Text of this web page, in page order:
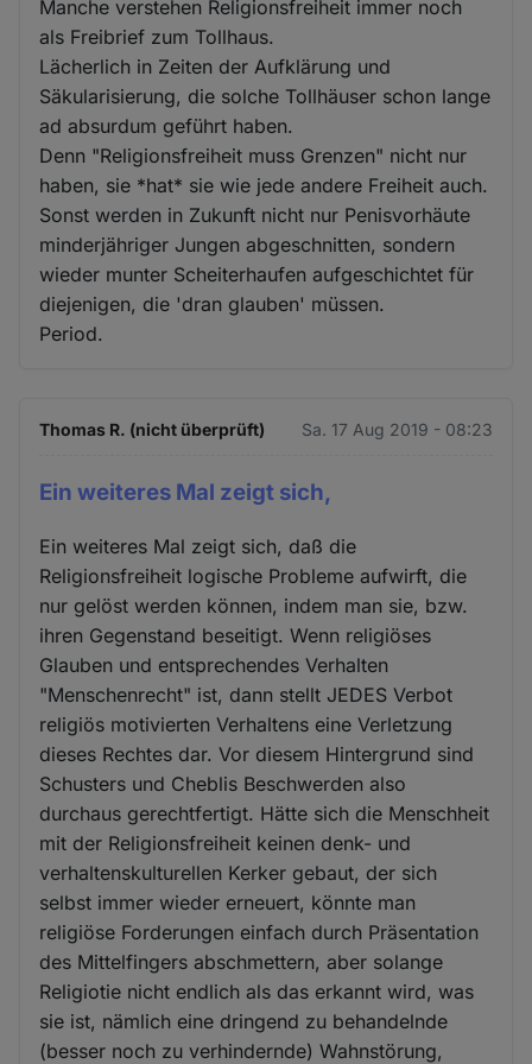
Manche verstehen Religionsfreiheit immer noch
als Freibrief zum Tollhaus.
Lächerlich in Zeiten der Aufklärung und
Säkularisierung, die solche Tollhäuser schon lange
ad absurdum geführt haben.
Denn "Religionsfreiheit muss Grenzen" nicht nur
haben, sie *hat* sie wie jede andere Freiheit auch.
Sonst werden in Zukunft nicht nur Penisvorhäute
minderjähriger Jungen abgeschnitten, sondern
wieder munter Scheiterhaufen aufgeschichtet für
diejenigen, die 'dran glauben' müssen.
Period.
Thomas R. (nicht überprüft) Sa. 17 Aug 2019 - 08:23
Ein weiteres Mal zeigt sich,
Ein weiteres Mal zeigt sich, daß die
Religionsfreiheit logische Probleme aufwirft, die
nur gelöst werden können, indem man sie, bzw.
ihren Gegenstand beseitigt. Wenn religiöses
Glauben und entsprechendes Verhalten
"Menschenrecht" ist, dann stellt JEDES Verbot
religiös motivierten Verhaltens eine Verletzung
dieses Rechtes dar. Vor diesem Hintergrund sind
Schusters und Cheblis Beschwerden also
durchaus gerechtfertigt. Hätte sich die Menschheit
mit der Religionsfreiheit keinen denk- und
verhaltenskulturellen Kerker gebaut, der sich
selbst immer wieder erneuert, könnte man
religiöse Forderungen einfach durch Präsentation
des Mittelfingers abschmettern, aber solange
Religiotie nicht endlich als das erkannt wird, was
sie ist, nämlich eine dringend zu behandelnde
(besser noch zu verhindernde) Wahnstörung,